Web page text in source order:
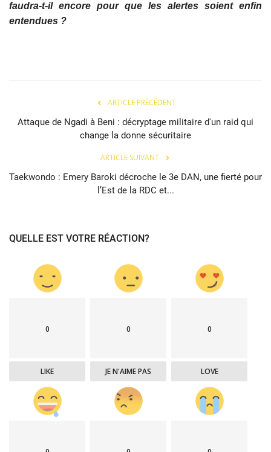
faudra-t-il encore pour que les alertes soient enfin
entendues ?
ARTICLE PRÉCÉDENT
Attaque de Ngadi à Beni : décryptage militaire d'un raid qui
change la donne sécuritaire
ARTICLE SUIVANT
Taekwondo : Emery Baroki décroche le 3e DAN, une fierté pour
l’Est de la RDC et...
QUELLE EST VOTRE RÉACTION?
0
LIKE
0
JE N'AIME PAS
0
LOVE